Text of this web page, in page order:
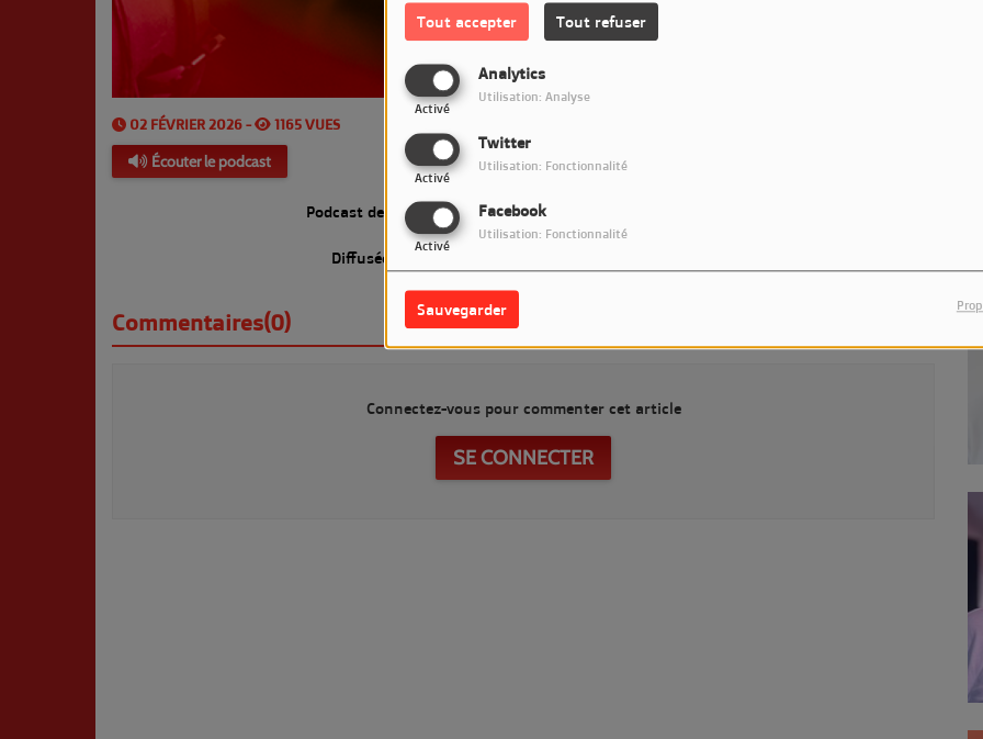
Tout accepter Tout refuser
Analytics
Activé
Utilisation: Analyse
Twitter
Activé
Utilisation: Fonctionnalité
Facebook
Activé
Utilisation: Fonctionnalité
Sauvegarder
02 FÉVRIER 2026 - 1165 VUES
Écouter le podcast
Podcast de l'émission Pop-Rock News animée par Arnaud DK
Diffusée le Lundi 2 Février 2026 de 20h à 21h sur LM7
Commentaires(0)
Connectez-vous pour commenter cet article
SE CONNECTER